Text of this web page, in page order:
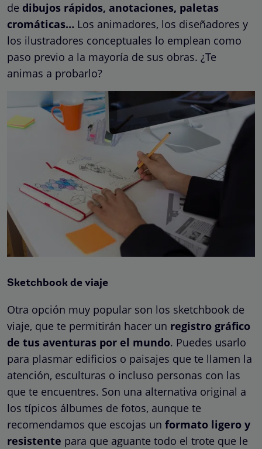
de dibujos rápidos, anotaciones, paletas
cromáticas… Los animadores, los diseñadores y
los ilustradores conceptuales lo emplean como
paso previo a la mayoría de sus obras. ¿Te
animas a probarlo?
Sketchbook de viaje
Otra opción muy popular son los sketchbook de
viaje, que te permitirán hacer un registro gráfico
de tus aventuras por el mundo. Puedes usarlo
para plasmar edificios o paisajes que te llamen la
atención, esculturas o incluso personas con las
que te encuentres. Son una alternativa original a
los típicos álbumes de fotos, aunque te
recomendamos que escojas un formato ligero y
resistente para que aguante todo el trote que le